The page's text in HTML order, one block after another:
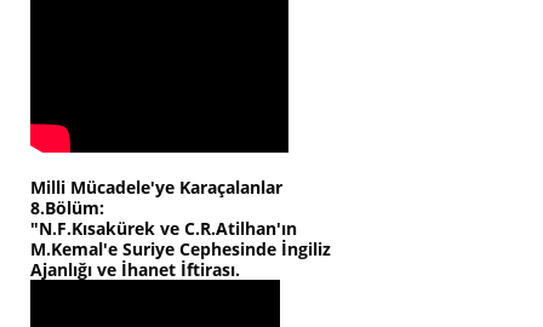
Milli Mücadele'ye Karaçalanlar
8.Bölüm:
"N.F.Kısakürek ve C.R.Atilhan'ın
M.Kemal'e Suriye Cephesinde İngiliz
Ajanlığı ve İhanet İftirası.